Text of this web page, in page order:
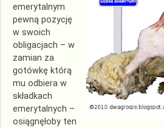
emerytalnym
pewną pozycję
w swoich
obligacjach – w
zamian za
gotówkę którą
mu odbiera w
składkach
emerytalnych –
osiągnęłoby ten